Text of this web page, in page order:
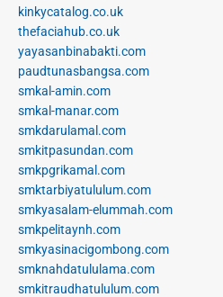
kinkycatalog.co.uk
thefaciahub.co.uk
yayasanbinabakti.com
paudtunasbangsa.com
smkal-amin.com
smkal-manar.com
smkdarulamal.com
smkitpasundan.com
smkpgrikamal.com
smktarbiyatululum.com
smkyasalam-elummah.com
smkpelitaynh.com
smkyasinacigombong.com
smknahdatululama.com
smkitraudhatululum.com